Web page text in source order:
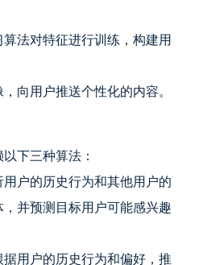
法对特征进行训练，构建用
向用户推送个性化的内容。
下三种算法：
户的历史行为和其他用户的
并预测目标用户可能感兴趣
用户的历史行为和偏好，推